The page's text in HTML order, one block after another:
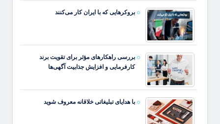
بروکرهایی‌ که با ایران کار می‌کنند
بررسی راهکارهای مؤثر برای تقویت برند
کارفرمایی و افزایش جذابیت آگهی‌ها
با هدایای تبلیغاتی خلاقانه معروف شوید